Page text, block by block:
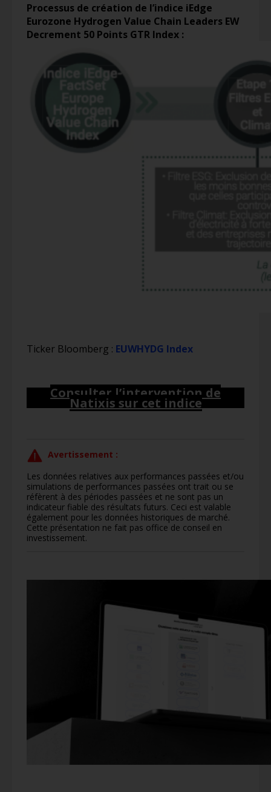
Processus de création de l’indice iEdge
Eurozone Hydrogen Value Chain Leaders EW
Decrement 50 Points GTR Index :
Ticker Bloomberg : EUWHYDG Index
Consulter l’intervention de
Natixis sur cet indice
Avertissement :
Les données relatives aux performances passées et/ou
simulations de performances passées ont trait ou se
réfèrent à des périodes passées et ne sont pas un
indicateur fiable des résultats futurs. Ceci est valable
également pour les données historiques de marché.
Cette présentation ne fait pas office de conseil en
investissement.